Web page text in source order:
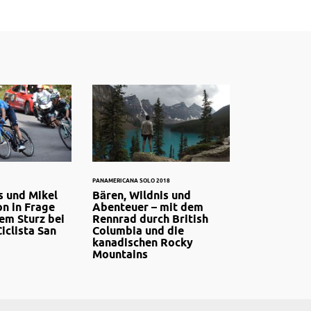
und Mikel
in Frage
Sturz bei
San
PANAMERICANA SOLO 2018
Bären, Wildnis und
Abenteuer – mit dem
Rennrad durch British
Columbia und die
kanadischen Rocky
Mountains